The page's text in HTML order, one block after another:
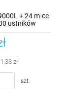
+ 24 m-ce
ustników
zł
szt.